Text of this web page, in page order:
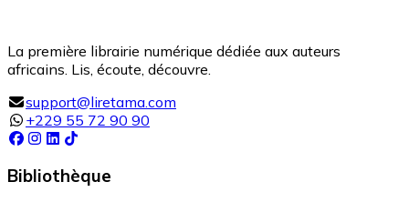
La première librairie numérique dédiée aux auteurs
africains. Lis, écoute, découvre.
support@liretama.com
+229 55 72 90 90
Bibliothèque